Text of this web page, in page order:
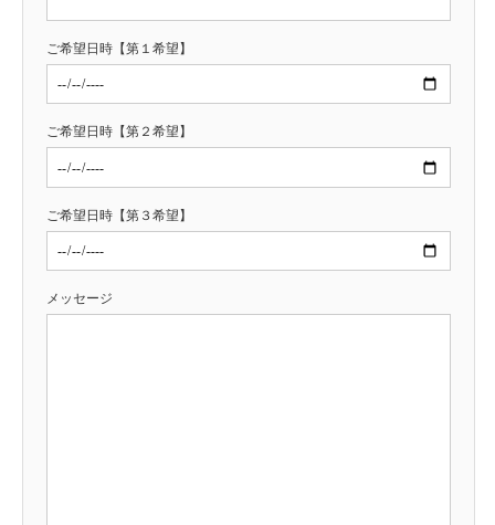
ご希望日時【第１希望】
ご希望日時【第２希望】
ご希望日時【第３希望】
メッセージ